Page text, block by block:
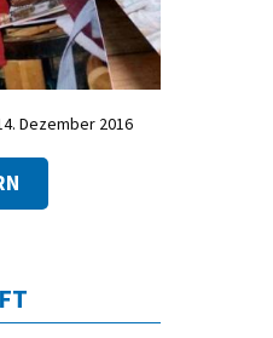
Dezember 2016